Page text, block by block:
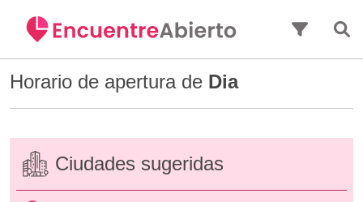
Horario de apertura de Dia
Ciudades sugeridas